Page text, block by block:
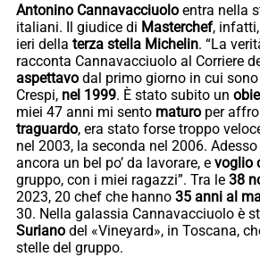
Antonino Cannavacciuolo entra nella
italiani. Il giudice di Masterchef,
ieri della terza stella Michelin. “La
racconta Cannavacciuolo al Corriere
aspettavo dal primo giorno in cui
Crespi, nel 1999. È stato subito un
miei 47 anni mi sento maturo per
traguardo, era stato forse troppo
nel 2003, la seconda nel 2006.
ancora un bel po’ da lavorare, e voglio
gruppo, con i miei ragazzi”. Tra le 38
2023, 20 chef che hanno 35 anni al
30. Nella galassia Cannavacciuolo è
Suriano del «Vineyard», in Toscana,
stelle del gruppo.